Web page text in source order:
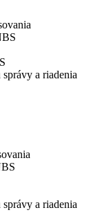
a riadenia
a riadenia